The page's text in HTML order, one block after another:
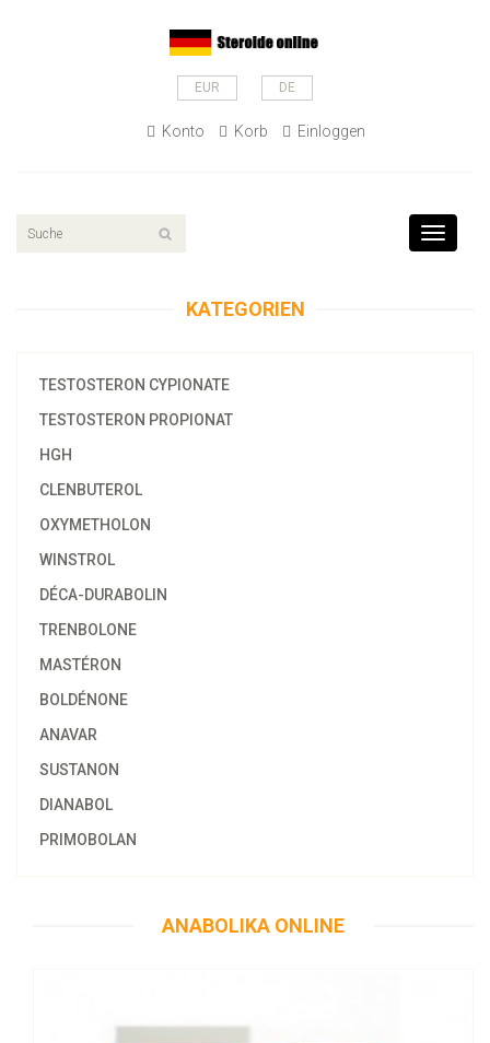
EUR DE
Konto Korb Einloggen
Toggle
KATEGORIEN
TESTOSTERON CYPIONATE
TESTOSTERON PROPIONAT
HGH
CLENBUTEROL
OXYMETHOLON
WINSTROL
DÉCA-DURABOLIN
TRENBOLONE
MASTÉRON
BOLDÉNONE
ANAVAR
SUSTANON
DIANABOL
PRIMOBOLAN
ANABOLIKA ONLINE
Kaufen